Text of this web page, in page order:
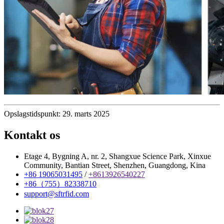
Opslagstidspunkt: 29. marts 2025
Kontakt os
Etage 4, Bygning A, nr. 2, Shangxue Science Park, Xinxue
Community, Bantian Street, Shenzhen, Guangdong, Kina
+86 19065031495 /+8613926540227
+86（755）82338710
support@sftrfid.com